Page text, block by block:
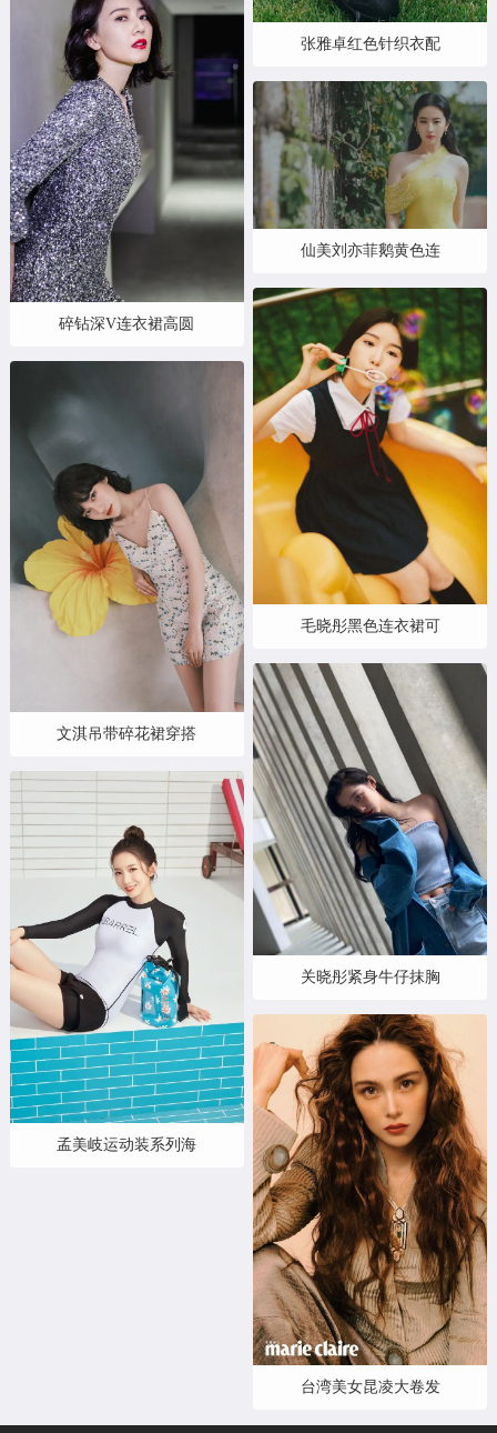
碎钻深V连衣裙高圆
文淇吊带碎花裙穿搭
孟美岐运动装系列海
张雅卓红色针织衣配
仙美刘亦菲鹅黄色连
毛晓彤黑色连衣裙可
关晓彤紧身牛仔抹胸
台湾美女昆凌大卷发